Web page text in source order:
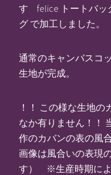
す felice トートバッ
グ で加工しました。
通常のキャンバスコ
生地が完成。
！！ この様な生地
なか有りません！！
作のカバンの表の風
画像は風合いの表現
す） ※生産時期によ